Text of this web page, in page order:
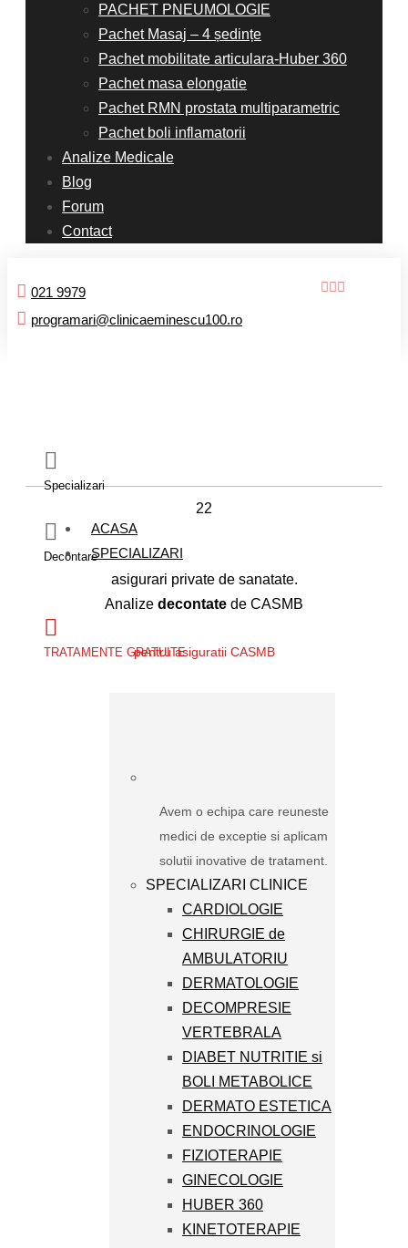
PACHET PNEUMOLOGIE
Pachet Masaj – 4 ședințe
Pachet mobilitate articulara-Huber 360
Pachet masa elongatie
Pachet RMN prostata multiparametric
Pachet boli inflamatorii
Analize Medicale
Blog
Forum
Contact
021 9979
programari@clinicaeminescu100.ro
Specializari
22
Decontare
asigurari private de sanatate.
Analize decontate de CASMB
TRATAMENTE GRATUITEpentru asiguratii CASMB
ACASA
SPECIALIZARI
Avem o echipa care reuneste
medici de exceptie si aplicam
solutii inovative de tratament.
SPECIALIZARI CLINICE
CARDIOLOGIE
CHIRURGIE de
AMBULATORIU
DERMATOLOGIE
DECOMPRESIE
VERTEBRALA
DIABET NUTRITIE si
BOLI METABOLICE
DERMATO ESTETICA
ENDOCRINOLOGIE
FIZIOTERAPIE
GINECOLOGIE
HUBER 360
KINETOTERAPIE